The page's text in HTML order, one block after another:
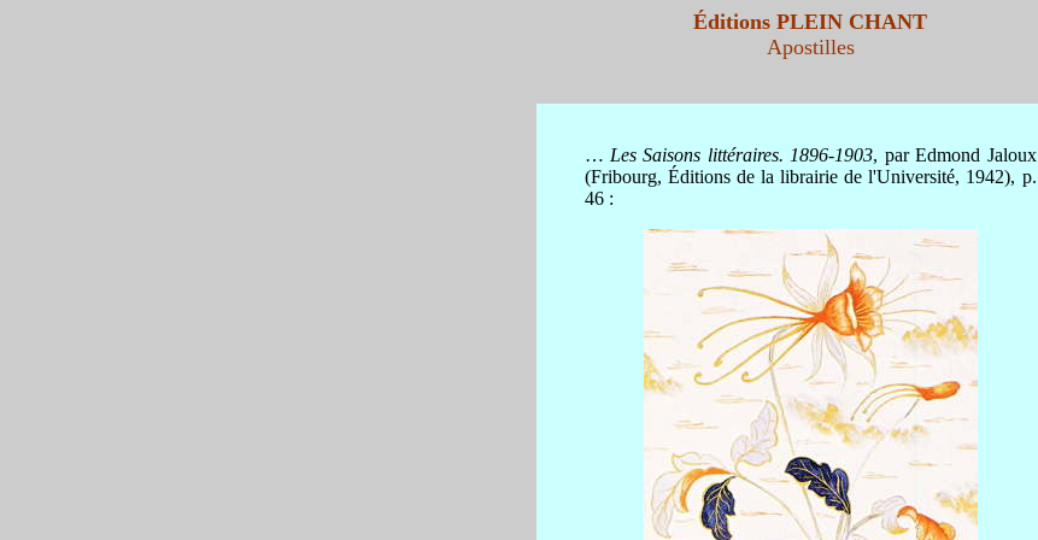
Éditions PLEIN CHANT
Apostilles
… Les Saisons littéraires. 1896-1903, par Edmond Jaloux
(Fribourg, Éditions de la librairie de l'Université, 1942), p.
46 :